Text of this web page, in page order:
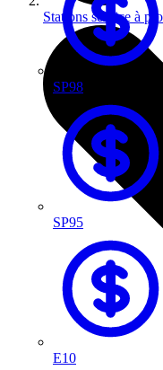
SP98
SP95
E10
Stations service à